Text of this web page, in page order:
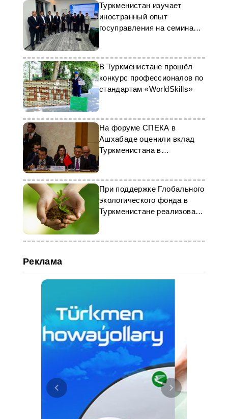
Туркменистан изучает
иностранный опыт
госуправления на семинаре
В Туркменистане прошёл
конкурс профессионалов по
стандартам «WorldSkills»
На форуме СПЕКА в
Ашхабаде оценили вклад
Туркменистана в
стабильность региона
При поддержке Глобального
экологического фонда в
Туркменистане реализовано
Реклама